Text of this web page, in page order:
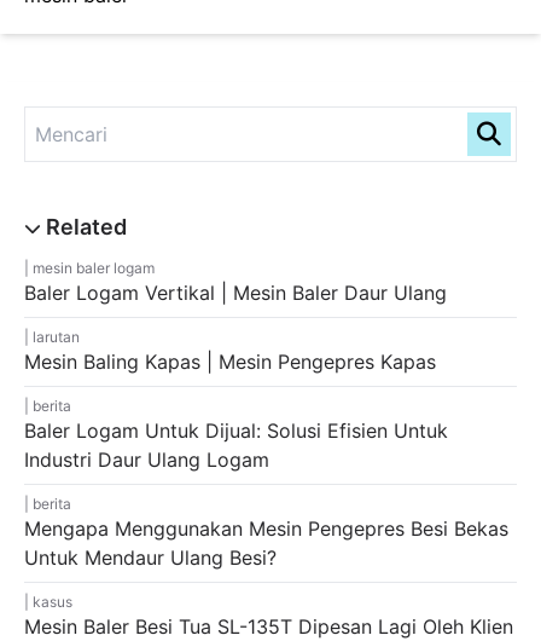
mesin baler logam
Baler Logam Vertikal | Mesin Baler Daur Ulang
larutan
Mesin Baling Kapas | Mesin Pengepres Kapas
berita
Baler Logam Untuk Dijual: Solusi Efisien Untuk
Industri Daur Ulang Logam
berita
Mengapa Menggunakan Mesin Pengepres Besi Bekas
Untuk Mendaur Ulang Besi?
kasus
Mesin Baler Besi Tua SL-135T Dipesan Lagi Oleh Klien